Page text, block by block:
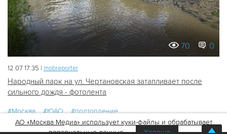
70 0
12.07 17:35 | mobreporter
Народный парк на ул. Чертановская затапливает после
сильного дождя - фотолента
#Москва #ЮАО
#подтопление
АО «Москва Медиа» использует куки-файлы и обрабатывает
персональные данные
Хорошо